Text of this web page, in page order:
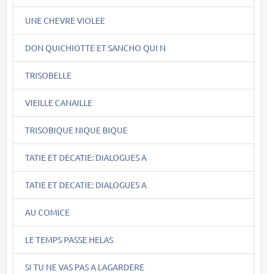
UNE CHEVRE VIOLEE
DON QUICHIOTTE ET SANCHO QUI N
TRISOBELLE
VIEILLE CANAILLE
TRISOBIQUE NIQUE BIQUE
TATIE ET DECATIE: DIALOGUES A
TATIE ET DECATIE: DIALOGUES A
AU COMICE
LE TEMPS PASSE HELAS
SI TU NE VAS PAS A LAGARDERE